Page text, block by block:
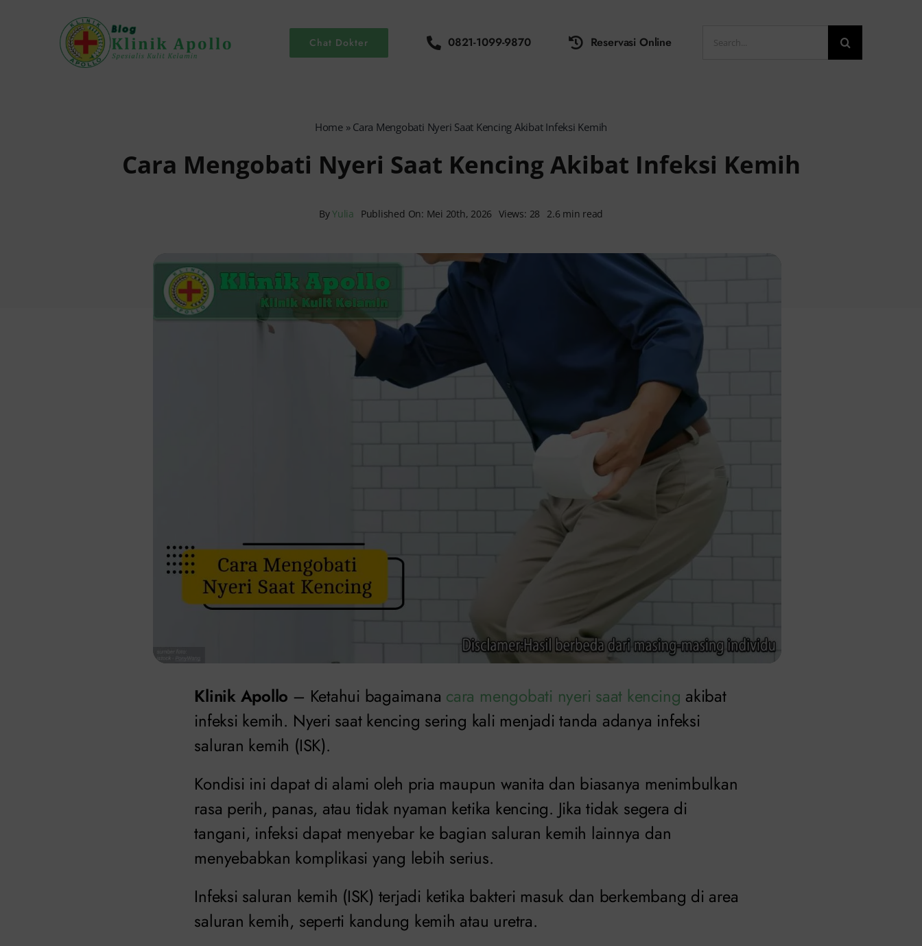
Chat Dokter 0821-1099-9870 Reservasi Online
for:
Home» Cara Mengobati Nyeri Saat Kencing Akibat Infeksi Kemih
Cara Mengobati Nyeri Saat Kencing Akibat Infeksi Kemih
ByYulia Published On: Mei 20th, 2026 Views: 28 2.6 min read
Klinik Apollo – Ketahui bagaimana cara mengobati nyeri saat kencing akibat
infeksi kemih. Nyeri saat kencing sering kali menjadi tanda adanya infeksi
saluran kemih (ISK).
Kondisi ini dapat di alami oleh pria maupun wanita dan biasanya menimbulkan
rasa perih, panas, atau tidak nyaman ketika kencing. Jika tidak segera di
tangani, infeksi dapat menyebar ke bagian saluran kemih lainnya dan
menyebabkan komplikasi yang lebih serius.
Infeksi saluran kemih (ISK) terjadi ketika bakteri masuk dan berkembang di area
saluran kemih, seperti kandung kemih atau uretra.